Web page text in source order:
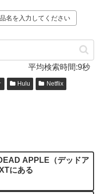
名を入力してください
平均検索時間:9秒
Hulu
Netflix
APPLE（デッドア
にある